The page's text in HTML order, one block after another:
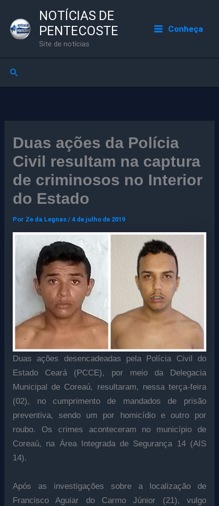
para
NOTÍCIAS DE
PENTECOSTE
Site de notícias
Conheça
Pesquisar
Duas ações da Polícia
Civil resultam na captura
de criminosos no Interior
do Estado
Por Ze da Legnas/4 de julho de 2019
Duas ações desencadeadas pela Polícia Civil do
Estado Ceará (PCCE), por meio da Delegacia
Municipal de Coreaú, resultaram, nessa terça-feira
(02), no cumprimento de mandados de prisão
preventiva, sendo um por homicídio e outro por
roubo. Os crimes aconteceram no município de
Coreaú, na Área Integrada de Segurança 14 (AIS
14).
Após as investigações sobre a localização de
Francisco Aguiar do Carmo Júnior (21), vulgo